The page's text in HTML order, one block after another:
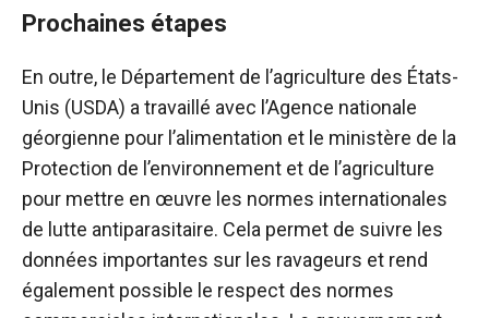
Prochaines étapes
En outre, le Département de l’agriculture des États-
Unis (USDA) a travaillé avec l’Agence nationale
géorgienne pour l’alimentation et le ministère de la
Protection de l’environnement et de l’agriculture
pour mettre en œuvre les normes internationales
de lutte antiparasitaire. Cela permet de suivre les
données importantes sur les ravageurs et rend
également possible le respect des normes